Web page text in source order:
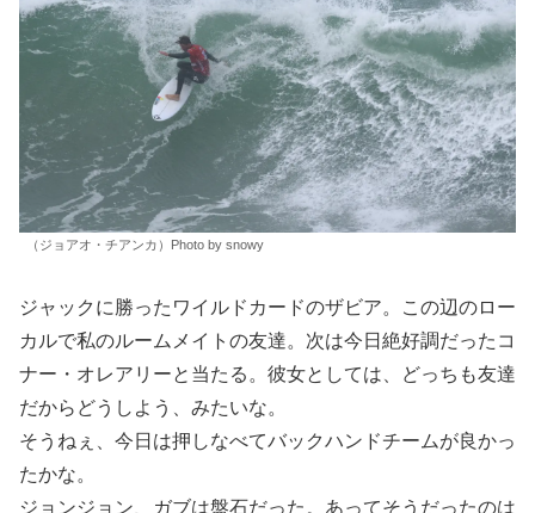
（ジョアオ・チアンカ）Photo by snowy
ジャックに勝ったワイルドカードのザビア。この辺のロー
カルで私のルームメイトの友達。次は今日絶好調だったコ
ナー・オレアリーと当たる。彼女としては、どっちも友達
だからどうしよう、みたいな。
そうねぇ、今日は押しなべてバックハンドチームが良かっ
たかな。
ジョンジョン、ガブは盤石だった。あってそうだったのは